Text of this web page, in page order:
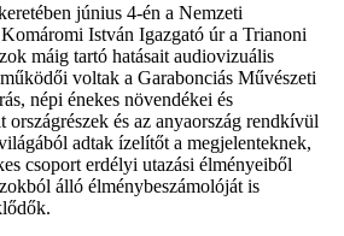
június 4-én a Nemzeti
István Igazgató úr a Trianoni
máig tartó hatásait audiovizuális
voltak a Garabonciás Művészeti
népi énekes növendékei és
országrészek és az anyaország rendkívül
adtak ízelítőt a megjelenteknek,
csoport erdélyi utazási élményeiből
álló élménybeszámolóját is